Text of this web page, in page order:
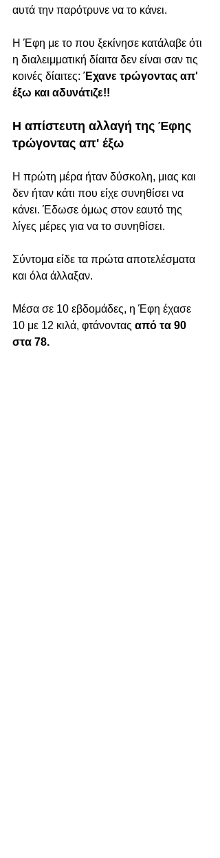
αυτά την παρότρυνε να το κάνει.
Η Έφη με το που ξεκίνησε κατάλαβε ότι
η διαλειμματική δίαιτα δεν είναι σαν τις
κοινές δίαιτες: Έχανε τρώγοντας απ'
έξω και αδυνάτιζε!!
Η απίστευτη αλλαγή της Έφης
τρώγοντας απ' έξω
Η πρώτη μέρα ήταν δύσκολη, μιας και
δεν ήταν κάτι που είχε συνηθίσει να
κάνει. Έδωσε όμως στον εαυτό της
λίγες μέρες για να το συνηθίσει.
Σύντομα είδε τα πρώτα αποτελέσματα
και όλα άλλαξαν.
Μέσα σε 10 εβδομάδες, η Έφη έχασε
10 με 12 κιλά, φτάνοντας από τα 90
στα 78.